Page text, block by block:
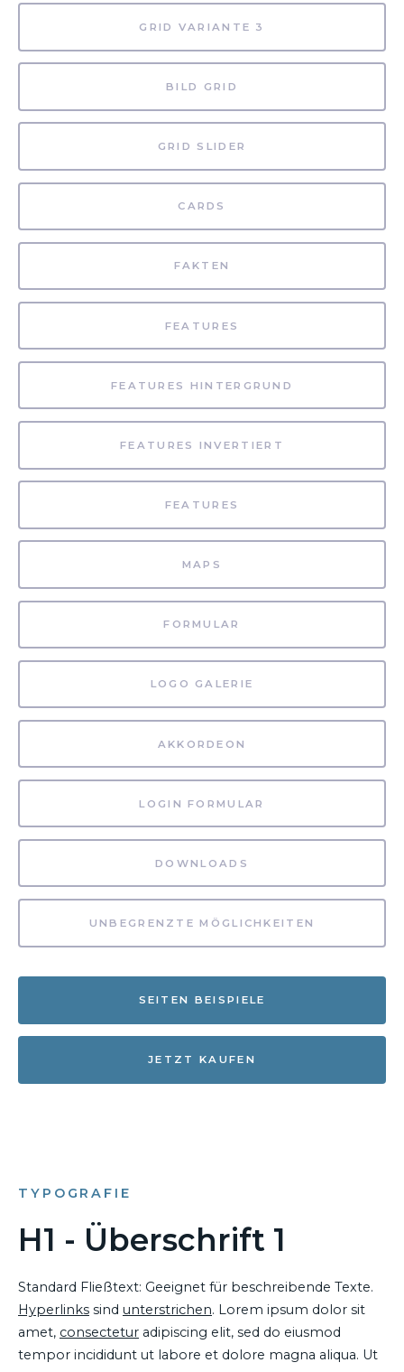
GRID VARIANTE 3
BILD GRID
GRID SLIDER
CARDS
FAKTEN
FEATURES
FEATURES HINTERGRUND
FEATURES INVERTIERT
FEATURES
MAPS
FORMULAR
LOGO GALERIE
AKKORDEON
LOGIN FORMULAR
DOWNLOADS
UNBEGRENZTE MÖGLICHKEITEN
SEITEN BEISPIELE
JETZT KAUFEN
TYPOGRAFIE
H1 - Überschrift 1
Standard Fließtext: Geeignet für beschreibende Texte.
Hyperlinks sind unterstrichen. Lorem ipsum dolor sit
amet, consectetur adipiscing elit, sed do eiusmod
tempor incididunt ut labore et dolore magna aliqua. Ut